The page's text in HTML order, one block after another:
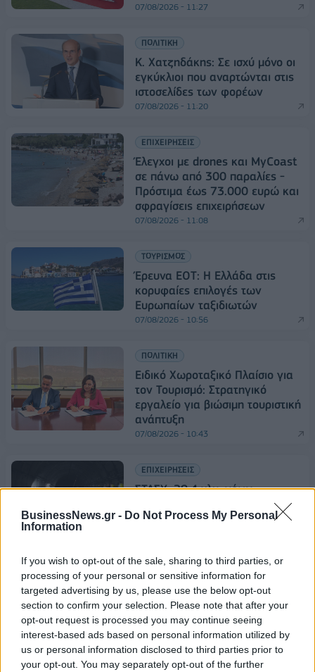
BusinessNews.gr - Do Not Process My Personal
Information
If you wish to opt-out of the sale, sharing to third parties, or
processing of your personal or sensitive information for
targeted advertising by us, please use the below opt-out
section to confirm your selection. Please note that after your
opt-out request is processed you may continue seeing
interest-based ads based on personal information utilized by
us or personal information disclosed to third parties prior to
your opt-out. You may separately opt-out of the further
07/08/2026 - 11:27
ΠΟΛΙΤΙΚΗ
Κ. Χατζηδάκης: Σε ισχύ μόνο οι
εγκύκλιοι που αναρτώνται στις
ιστοσελίδες των φορέων
07/08/2026 - 11:20
ΕΠΙΧΕΙΡΗΣΕΙΣ
Έλεγχοι με drones και MyCoast
σε πάνω από 300 παραλίες -
Πρόστιμα έως 73.000 ευρώ και
σφραγίσεις επιχειρήσεων
07/08/2026 - 11:08
ΤΟΥΡΙΣΜΟΣ
Έρευνα ΕΟΤ: Η Ελλάδα στις
κορυφαίες επιλογές των
Ευρωπαίων ταξιδιωτών
07/08/2026 - 10:56
ΠΟΛΙΤΙΚΗ
Ειδικό Χωροταξικό Πλαίσιο για
τον Τουρισμό: Στρατηγικό
εργαλείο για βιώσιμη τουριστική
ανάπτυξη
07/08/2026 - 10:43
ΕΠΙΧΕΙΡΗΣΕΙΣ
ΣΤΑΣΥ: 29,4 χλμ. νέων
σιδηροτροχιών στο Μετρό της
Αθήνας - Στο τελικό στάδιο το
Bank of America: Το τελικό
σκορ του Παγκοσμίου Κυπέλλου
2026
07/08/2026 - 10:16